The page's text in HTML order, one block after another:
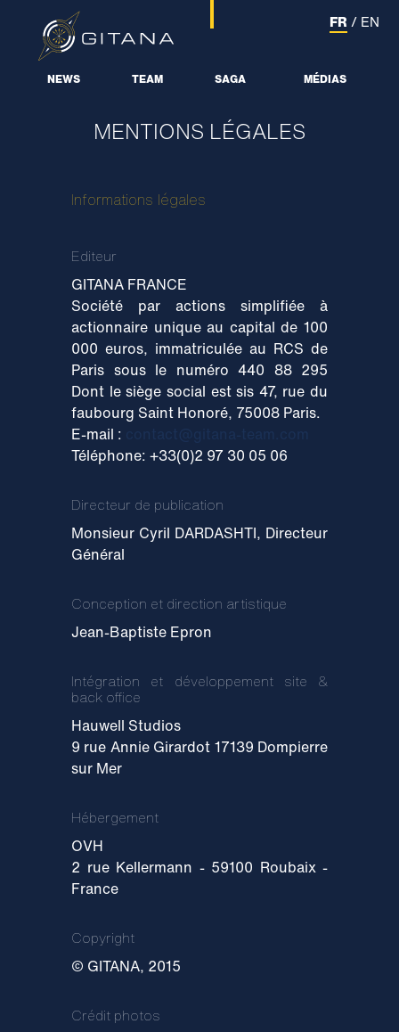
NEWS TEAM SAGA MÉDIAS
FR / EN
MENTIONS LÉGALES
Informations légales
Editeur
GITANA FRANCE
Société par actions simplifiée à
actionnaire unique au capital de 100
000 euros, immatriculée au RCS de
Paris sous le numéro 440 88 295
Dont le siège social est sis 47, rue du
faubourg Saint Honoré, 75008 Paris.
E-mail :
Téléphone: +33(0)2 97 30 05 06
Directeur de publication
Monsieur Cyril DARDASHTI, Directeur
Général
Conception et direction artistique
Jean-Baptiste Epron
Intégration et développement site &
back office
Hauwell Studios
9 rue Annie Girardot 17139 Dompierre
sur Mer
Hébergement
OVH
2 rue Kellermann - 59100 Roubaix -
France
Copyright
© GITANA, 2015
Crédit photos